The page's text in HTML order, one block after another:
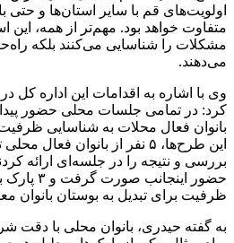
اولویت‌های قم با سایر استان‌ها و
متفاوت خواهد بود. مهم‌تر از همه، این
مشکلات را شناسایی می‌کنند بلکه
می‌دهند.
وی با اشاره به اقدامات این اداره
کرد: در تمامی جلسات محلی حضور
بانوان فعال محلات به شناسایی
این طرح‌ها، ۵ نفر از بانوان
بررسی و نتیجه را در جلسه‌ای ارائه
حضور
ظرفیت برای تبدیل به بوستان بانوان
به گفته حیدری، بانوان محلی با دقت